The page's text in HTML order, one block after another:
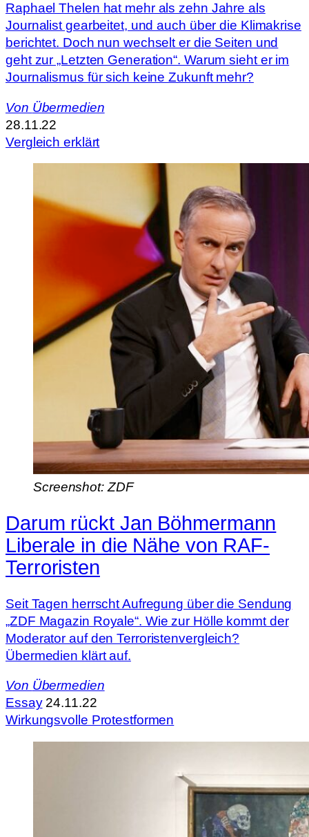
Raphael Thelen hat mehr als zehn Jahre als
Journalist gearbeitet, und auch über die Klimakrise
berichtet. Doch nun wechselt er die Seiten und
geht zur „Letzten Generation“. Warum sieht er im
Journalismus für sich keine Zukunft mehr?
Von Übermedien
28.11.22
Vergleich erklärt
Screenshot: ZDF
Darum rückt Jan Böhmermann
Liberale in die Nähe von RAF-
Terroristen
Seit Tagen herrscht Aufregung über die Sendung
„ZDF Magazin Royale“. Wie zur Hölle kommt der
Moderator auf den Terroristenvergleich?
Übermedien klärt auf.
Von Übermedien
Essay 24.11.22
Wirkungsvolle Protestformen